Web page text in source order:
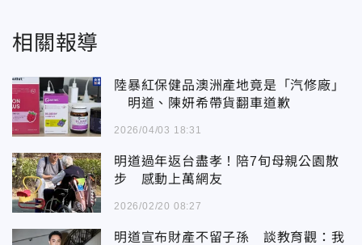
相關報導
陸暴紅保健品澳洲產地竟是「汽修廠」
明道、陳妍希帶貨翻車道歉
2026/04/03 18:31
明道過年返台盡孝！陪7旬母親公園散
步 感動上萬網友
2026/02/20 08:27
明道宣布財產不留子孫 談教育觀：我